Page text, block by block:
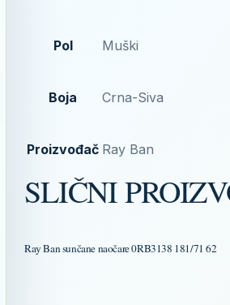
Pol Muški
Boja Crna-Siva
Proizvođač Ray Ban
SLIČNI
Ray Ban sunčane naočare 0RB3138 181/71 62